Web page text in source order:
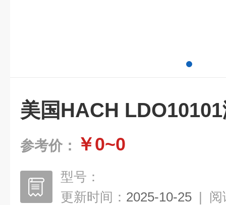
美国HACH
参考价： ￥0~0
型号：
更新时间： 2025-10-25 | 阅